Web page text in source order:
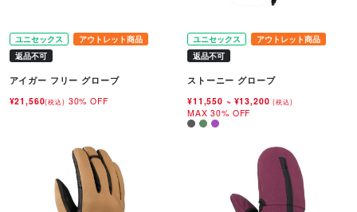
ユニセックス
アウトレット商品
返品不可
アイガー フリー グローブ
¥21,560(税込) 30% OFF
ユニセックス
アウトレット商品
返品不可
ストーニー グローブ
¥11,550 ~ ¥13,200(税込)
MAX 30% OFF